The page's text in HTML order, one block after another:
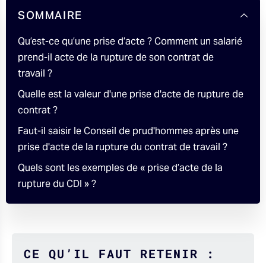
SOMMAIRE
Qu’est-ce qu’une prise d’acte ? Comment un salarié
prend-il acte de la rupture de son contrat de
travail ?
Quelle est la valeur d'une prise d'acte de rupture de
contrat ?
Faut-il saisir le Conseil de prud'hommes après une
prise d'acte de la rupture du contrat de travail ?
Quels sont les exemples de « prise d’acte de la
rupture du CDI » ?
CE QU’IL FAUT RETENIR :